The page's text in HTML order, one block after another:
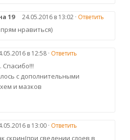
19 24.05.2016 в 13:02 · Ответить
нравиться)
в 12:58 · Ответить
Спасибо!!!
с дополнительными
и мазков
в 13:00 · Ответить
скрин(при сведении слоев в